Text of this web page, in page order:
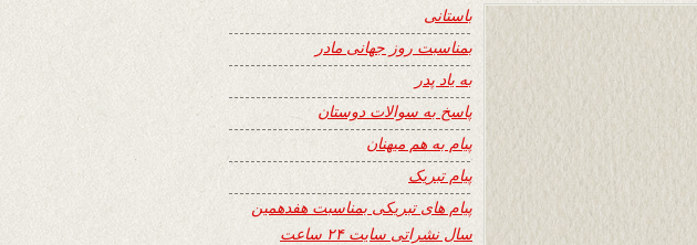
باستانی
بمناسبت روز جهانی مادر
به یاد پدر
پاسخ به سوالات دوستان
پیام به هم میهنان
پیام تبریک
پیام های تبریکی بمناسبت هفدهمین
سال نشراتی سایت ۲۴ ساعت